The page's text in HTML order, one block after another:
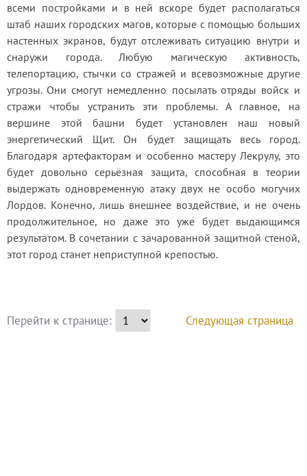
всеми постройками и в ней вскоре будет располагаться
штаб наших городских магов, которые с помощью больших
настенных экранов, будут отслеживать ситуацию внутри и
снаружи города. Любую магическую активность,
телепортацию, стычки со стражей и всевозможные другие
угрозы. Они смогут немедленно посылать отряды войск и
стражи чтобы устранить эти проблемы. А главное, на
вершине этой башни будет установлен наш новый
энергетический Щит. Он будет защищать весь город.
Благодаря артефакторам и особенно мастеру Лекрулу, это
будет довольно серьёзная защита, способная в теории
выдержать одновременную атаку двух не особо могучих
Лордов. Конечно, лишь внешнее воздействие, и не очень
продолжительное, но даже это уже будет выдающимся
результатом. В сочетании с зачарованной защитной стеной,
этот город станет неприступной крепостью.
Перейти к странице: Следующая страница